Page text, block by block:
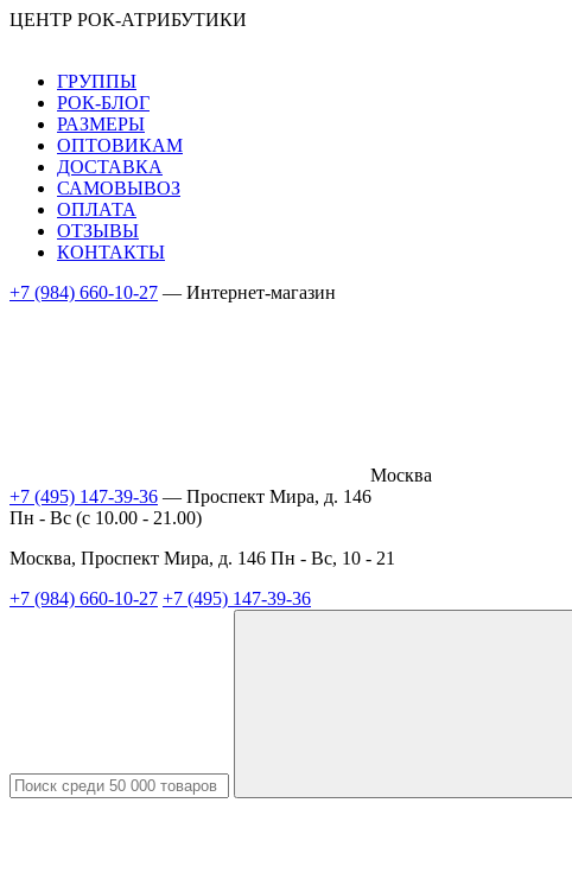
ЦЕНТР РОК-АТРИБУТИКИ
ГРУППЫ
РОК-БЛОГ
РАЗМЕРЫ
ОПТОВИКАМ
ДОСТАВКА
САМОВЫВОЗ
ОПЛАТА
ОТЗЫВЫ
КОНТАКТЫ
+7 (984) 660-10-27 — Интернет-магазин
Москва
+7 (495) 147-39-36 — Проспект Мира, д. 146
Пн - Вс (c 10.00 - 21.00)
Москва, Проспект Мира, д. 146 Пн - Вс, 10 - 21
+7 (984) 660-10-27 +7 (495) 147-39-36